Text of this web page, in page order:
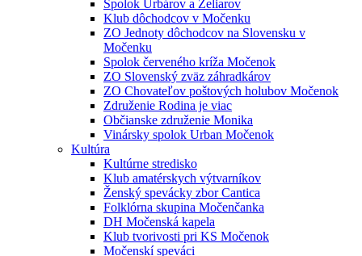
Spolok Urbárov a Želiarov
Klub dôchodcov v Močenku
ZO Jednoty dôchodcov na Slovensku v
Močenku
Spolok červeného kríža Močenok
ZO Slovenský zväz záhradkárov
ZO Chovateľov poštových holubov Močenok
Združenie Rodina je viac
Občianske združenie Monika
Vinársky spolok Urban Močenok
Kultúra
Kultúrne stredisko
Klub amatérskych výtvarníkov
Ženský spevácky zbor Cantica
Folklórna skupina Močenčanka
DH Močenská kapela
Klub tvorivosti pri KS Močenok
Močenskí speváci